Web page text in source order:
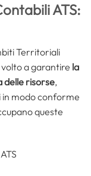
ATS:
Territoriali
a garantire la
delle risorse,
in modo conforme
queste